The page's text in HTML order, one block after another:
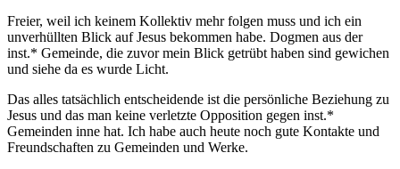
Freier, weil ich keinem Kollektiv mehr folgen muss und ich ein
unverhüllten Blick auf Jesus bekommen habe. Dogmen aus der
inst.* Gemeinde, die zuvor mein Blick getrübt haben sind gewichen
und siehe da es wurde Licht.
Das alles tatsächlich entscheidende ist die persönliche Beziehung zu
Jesus und das man keine verletzte Opposition gegen inst.*
Gemeinden inne hat. Ich habe auch heute noch gute Kontakte und
Freundschaften zu Gemeinden und Werke.